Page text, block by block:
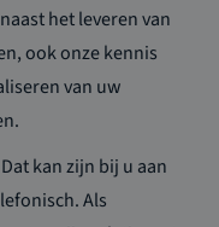
het leveren van
ook onze kennis
van uw
kan zijn bij u aan
Als